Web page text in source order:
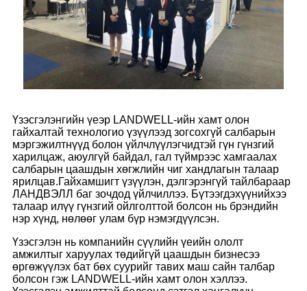
Үзэсгэлэнгийн үеэр LANDWELL-ийн хамт олон
гайхалтай технологио үзүүлээд зогсохгүй салбарын
мэргэжилтнүүд болон үйлчлүүлэгчидтэй гүн гүнзгий
харилцаж, аюулгүй байдал, гал түймрээс хамгаалах
салбарын цаашдын хөгжлийн чиг хандлагын талаар
ярилцав.Гайхамшигт үзүүлэн, дэлгэрэнгүй тайлбараар
ЛАНДВЭЛЛ баг зочдод үйлчиллээ. Бүтээгдэхүүнийхээ
талаар илүү гүнзгий ойлголттой болсон нь брэндийн
нэр хүнд, нөлөөг улам бүр нэмэгдүүлсэн.
Үзэсгэлэн нь компанийн сүүлийн үеийн ололт
амжилтыг харуулах төдийгүй цаашдын бизнесээ
өргөжүүлэх бат бөх суурийг тавих маш сайн талбар
болсон гэж LANDWELL-ийн хамт олон хэллээ.